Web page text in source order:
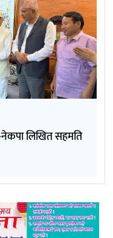
नेकपा लिखित सहमति